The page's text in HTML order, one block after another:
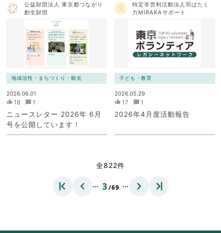
公益財団法人 東京都つながり
創生財団
地域活性・まちづくり・観光
2026.06.01
18 1
ニュースレター 2026年 6月
号を公開しています！
特定非営利活動法人羽ばたく
力MIRAKAサポート
子ども・教育
2026.05.29
17 1
2026年4月度活動報告
全822件
… 3/69 …